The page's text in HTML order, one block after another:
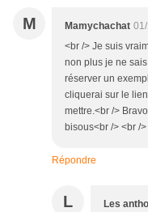
M Mamychachat
<br /> Je suis
non plus je ne
réserver un
cliquerai sur le
mettre.<br />
bisous<br /> <br /
Répondre
L Les